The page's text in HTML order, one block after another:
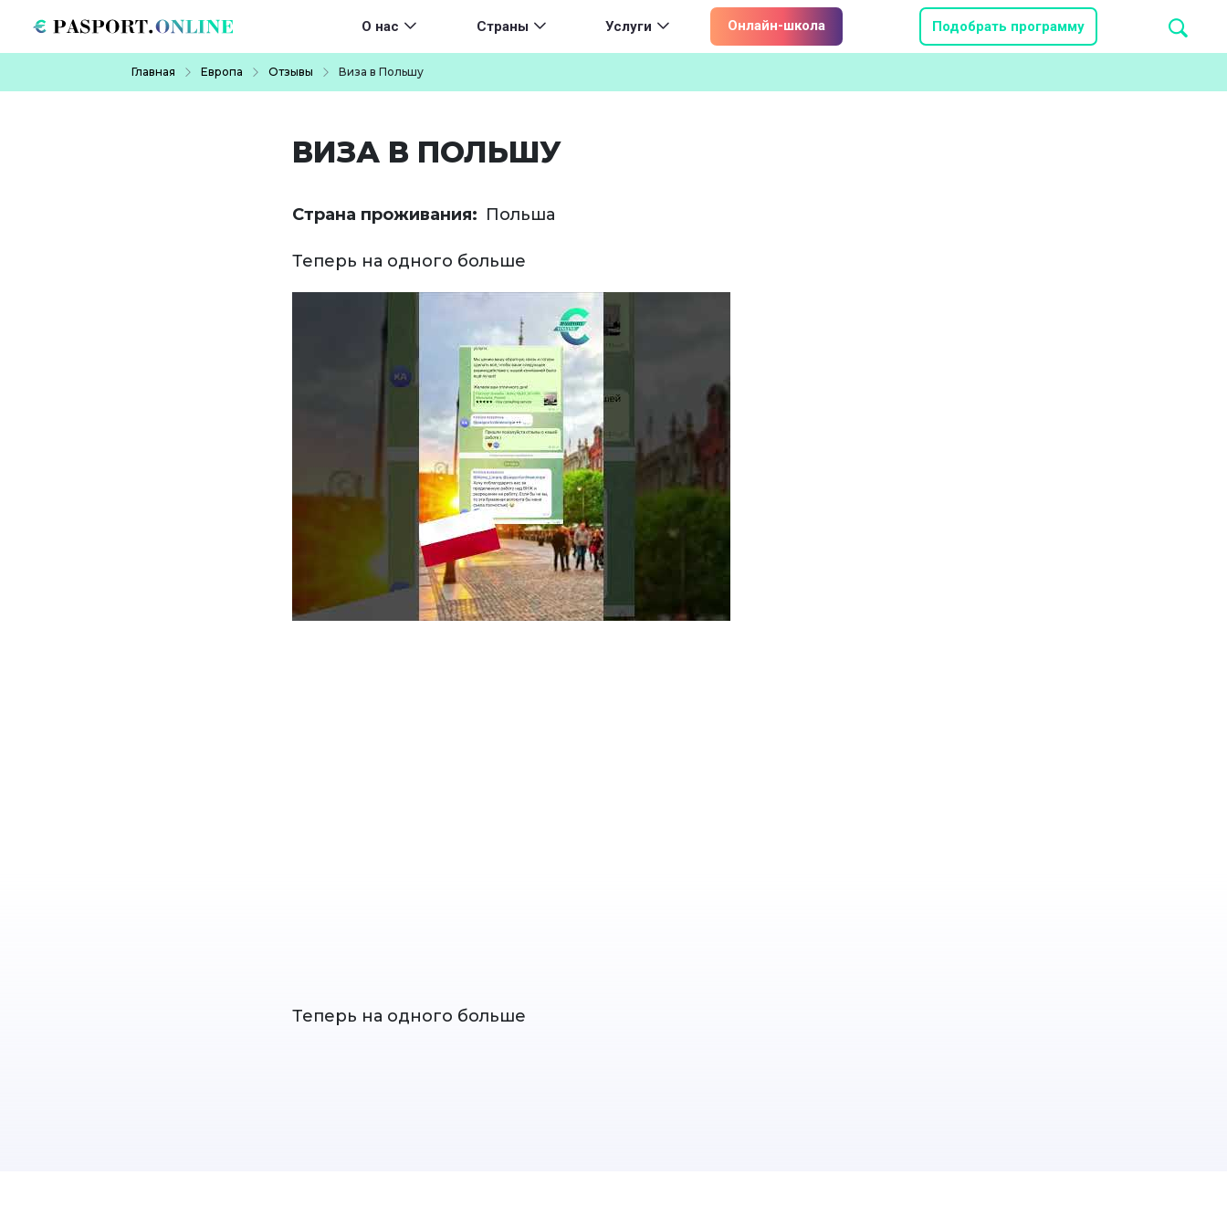
Main navigation
О нас Страны Услуги Онлайн-школа Подобрать программу
Главная Европа Отзывы Виза в Польшу
ВИЗА В ПОЛЬШУ
Страна проживания Польша
Теперь на одного больше
Теперь на одного больше